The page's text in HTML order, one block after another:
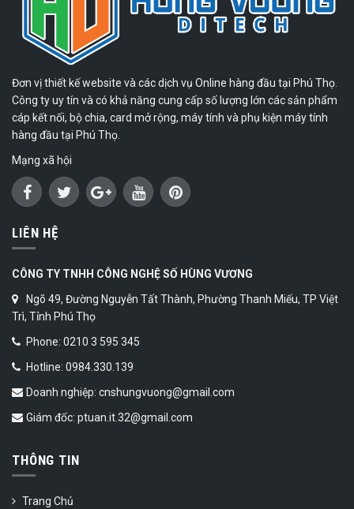
Đơn vị thiết kế website và các dịch vụ Online hàng đầu tại Phú Thọ.
Công ty uy tín và có khả năng cung cấp số lượng lớn các sản phẩm
cáp kết nối, bộ chia, card mở rộng, máy tính và phụ kiện máy tính
hàng đầu tại Phú Thọ.
Mạng xã hội
LIÊN HỆ
CÔNG TY TNHH CÔNG NGHỆ SỐ HÙNG VƯƠNG
Ngõ 49, Đường Nguyễn Tất Thành, Phường Thanh Miếu, TP Việt
Trì, Tỉnh Phú Thọ
Phone: 0210 3 595 345
Hotline: 0984.330.139
Doanh nghiệp: cnshungvuong@gmail.com
Giám đốc: ptuan.it.32@gmail.com
THÔNG TIN
Trang Chủ